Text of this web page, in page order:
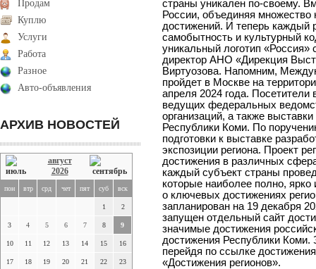
Продам
Куплю
Услуги
Работа
Разное
Авто-объявления
АРХИВ НОВОСТЕЙ
август
2026
пон втр срд чет пят суб вск
1 2
3 4 5 6 7 8 9
10 11 12 13 14 15 16
17 18 19 20 21 22 23
страны уникален по-своему.
России, объединяя множество
достижений. И теперь каждый
самобытность и культурный
уникальный логотип «Россия»
директор АНО «Дирекция
Виртуозова. Напомним,
пройдет в Москве на
апреля 2024 года. Посетители
ведущих федеральных
организаций, а также
Республики Коми. По
подготовки к выставке
экспозиции региона. Проект
достижения в различных
каждый субъект страны
которые наиболее полно, ярко
о ключевых достижениях
запланирован на 19 декабря
запущен отдельный сайт
значимые достижения
достижения Республики Коми.
перейдя по ссылке
«Достижения регионов».